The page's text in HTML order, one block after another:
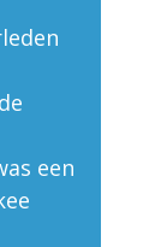
een